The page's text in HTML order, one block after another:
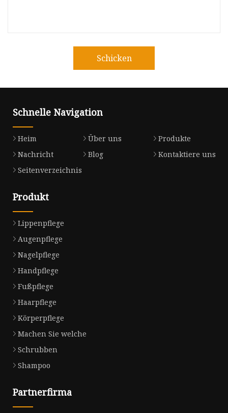
Schicken
Schnelle Navigation
Heim Über uns
Produkte
Nachricht
Blog
Kontaktiere uns
Seitenverzeichnis
Produkt
Lippenpflege
Augenpflege
Nagelpflege
Handpflege
Fußpflege
Haarpflege
Körperpflege
Machen Sie welche
Schrubben
Shampoo
Partnerfirma